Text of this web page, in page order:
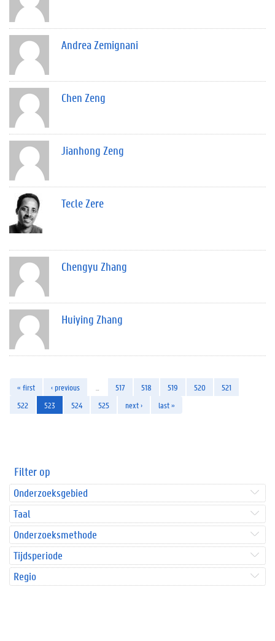
Andrea Zemignani
Chen Zeng
Jianhong Zeng
Tecle Zere
Chengyu Zhang
Huiying Zhang
« first ‹ previous 517 518 519 520
521
522
523 524 525 next › last »
Filter op
Onderzoeksgebied
Taal
Onderzoeksmethode
Tijdsperiode
Regio